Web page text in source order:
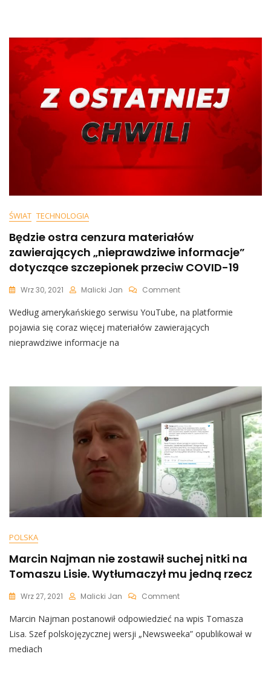
Rafale
Ziemkiewiczu
ŚWIAT TECHNOLOGIA
Będzie ostra cenzura materiałów
zawierających „nieprawdziwe informacje”
dotyczące szczepionek przeciw COVID-19
Wrz 30, 2021 Malicki Jan CommentOn
Ostra
Cenzura
Materiałów
Szczepionek
Przeciw
COVID-
19
Według amerykańskiego serwisu YouTube, na platformie
pojawia się coraz więcej materiałów zawierających
nieprawdziwe informacje na
POLSKA
Marcin Najman nie zostawił suchej nitki na
Tomaszu Lisie. Wytłumaczył mu jedną rzecz
Wrz 27, 2021 Malicki Jan CommentOn
Najman
Nie
Zostawił
Marcin Najman postanowił odpowiedzieć na wpis Tomasza
Lisa. Szef polskojęzycznej wersji „Newsweeka” opublikował w
mediach